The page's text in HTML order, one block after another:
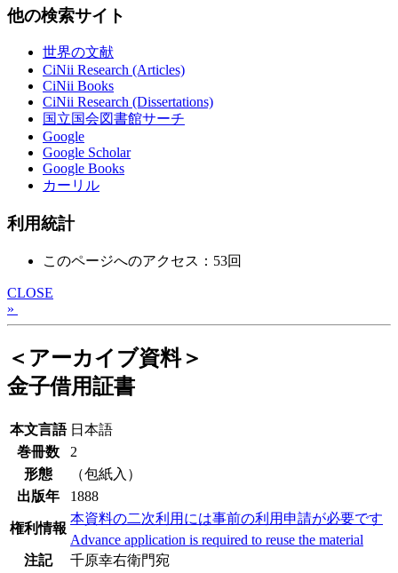
他の検索サイト
世界の文献
CiNii Research (Articles)
CiNii Books
CiNii Research (Dissertations)
国立国会図書館サーチ
Google
Google Scholar
Google Books
カーリル
利用統計
このページへのアクセス：53回
CLOSE
»
＜アーカイブ資料＞
金子借用証書
本文言語 日本語
巻冊数
2
形態
（包紙入）
出版年
1888
権利情報
本資料の二次利用には事前の利用申請が必要です
Advance application is required to reuse the material
注記
千原幸右衛門宛